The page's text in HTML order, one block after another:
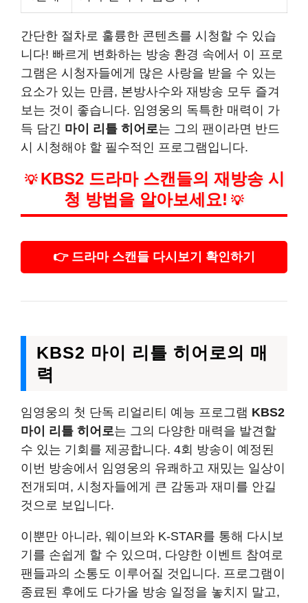
간단한 절차로 훌륭한 콘텐츠를 시청할 수 있습
니다! 빠르게 변화하는 방송 환경 속에서 이 프로
그램은 시청자들에게 많은 사랑을 받을 수 있는
요소가 있는 만큼, 본방사수와 재방송 모두 즐겨
보는 것이 좋습니다. 임영웅의 독특한 매력이 가
득 담긴 마이 리틀 히어로는 그의 팬이라면 반드
시 시청해야 할 필수적인 프로그램입니다.
💡 KBS2 드라마 스캔들의 재방송 시
청 방법을 알아보세요! 💡
👉 드라마 스캔들 다시보기 확인하기
KBS2 마이 리틀 히어로의 매
력
임영웅의 첫 단독 리얼리티 예능 프로그램 KBS2
마이 리틀 히어로는 그의 다양한 매력을 발견할
수 있는 기회를 제공합니다. 4회 방송이 예정된
이번 방송에서 임영웅의 유쾌하고 재밌는 일상이
전개되며, 시청자들에게 큰 감동과 재미를 안길
것으로 보입니다.
이뿐만 아니라, 웨이브와 K-STAR를 통해 다시보
기를 손쉽게 할 수 있으며, 다양한 이벤트 참여로
팬들과의 소통도 이루어질 것입니다. 프로그램이
종료된 후에도 다가올 방송 일정을 놓치지 말고,